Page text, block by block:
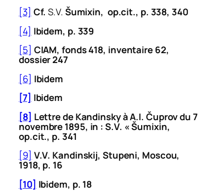
[3] Cf.S.V.Šumixin, op.cit., p. 338, 340
[4] Ibidem, p. 339
[5] CIAM, fonds 418, inventaire 62,
dossier 247
[6] Ibidem
[7] Ibidem
[8] Lettre de Kandinsky à A.I. Čuprov du 7
novembre 1895, in :S.V. « Šumixin,
op.cit., p. 341
[9] V.V. Kandinskij, Stupeni, Moscou,
1918, p. 16
[10] Ibidem, p. 18